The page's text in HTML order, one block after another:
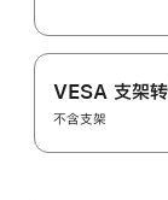
VESA 支架
不含支架